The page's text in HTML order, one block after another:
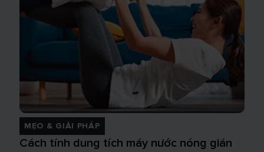
MẸO & GIẢI PHÁP
Cách tính dung tích máy nước nóng gián